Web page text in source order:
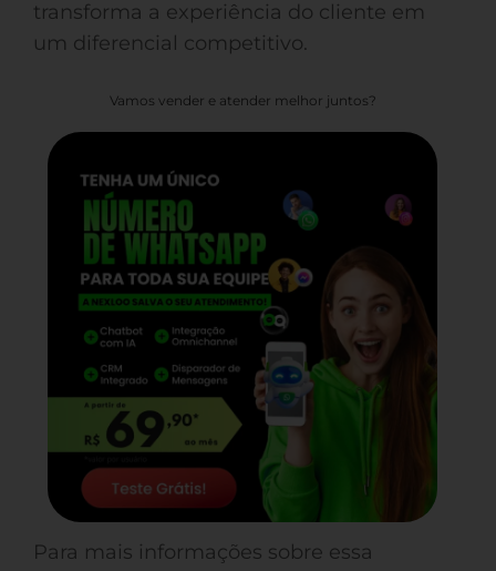
transforma a experiência do cliente em
um diferencial competitivo.
Vamos vender e atender melhor juntos?
Para mais informações sobre essa